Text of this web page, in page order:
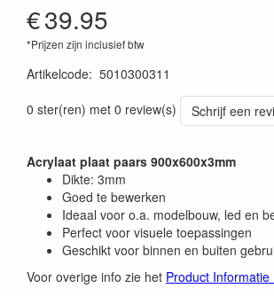
€39.95
*Prijzen zijn inclusief btw
Artikelcode: 5010300311
0 ster(ren) met 0 review(s)
Schrijf een
Acrylaat plaat paars 900x600x3mm
Dikte: 3mm
Goed te bewerken
Ideaal voor o.a. modelbouw, led en
Perfect voor visuele toepassingen
Geschikt voor binnen en buiten
Voor overige info zie het Product Informatie